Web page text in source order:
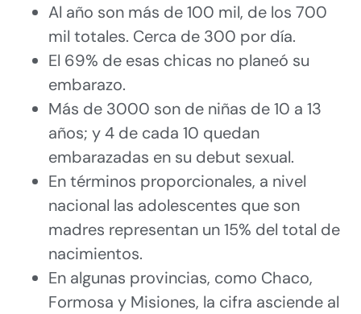
Al año son más de 100 mil, de los 700
mil totales. Cerca de 300 por día.
El 69% de esas chicas no planeó su
embarazo.
Más de 3000 son de niñas de 10 a 13
años; y 4 de cada 10 quedan
embarazadas en su debut sexual.
En términos proporcionales, a nivel
nacional las adolescentes que son
madres representan un 15% del total de
nacimientos.
En algunas provincias, como Chaco,
Formosa y Misiones, la cifra asciende al